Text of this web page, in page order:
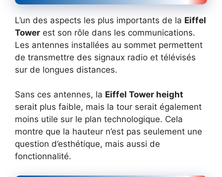
L’un des aspects les plus importants de la Eiffel
Tower est son rôle dans les communications.
Les antennes installées au sommet permettent
de transmettre des signaux radio et télévisés
sur de longues distances.
Sans ces antennes, la Eiffel Tower height
serait plus faible, mais la tour serait également
moins utile sur le plan technologique. Cela
montre que la hauteur n’est pas seulement une
question d’esthétique, mais aussi de
fonctionnalité.